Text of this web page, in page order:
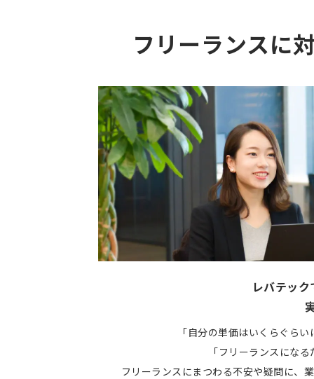
フリーランスに
レバテッ
「自分の単価はいくらぐら
「フリーランスにな
フリーランスにまつわる不安や疑問に、